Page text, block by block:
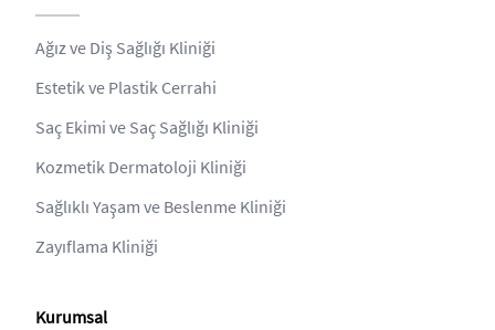
Ağız ve Diş Sağlığı Kliniği
Estetik ve Plastik Cerrahi
Saç Ekimi ve Saç Sağlığı Kliniği
Kozmetik Dermatoloji Kliniği
Sağlıklı Yaşam ve Beslenme Kliniği
Zayıflama Kliniği
Kurumsal